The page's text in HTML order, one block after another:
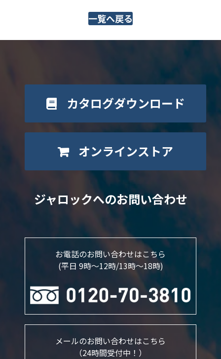
一覧へ戻る
カタログダウンロード
オンラインストア
ジャロックへのお問い合わせ
お電話のお問い合わせはこちら
(平日 9時～12時/13時〜18時)
メールのお問い合わせはこちら
（24時間受付中！）